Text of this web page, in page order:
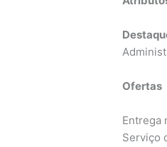
Ofertas
Entrega
Serviço